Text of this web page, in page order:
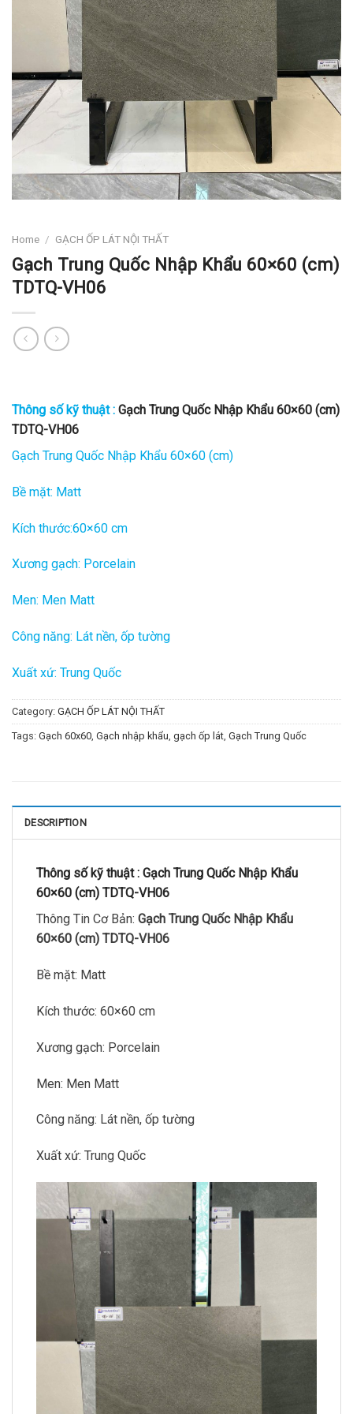
Home / GẠCH ỐP LÁT NỘI THẤT
Gạch Trung Quốc Nhập Khẩu 60×60 (cm)
TDTQ-VH06
Thông số kỹ thuật : Gạch Trung Quốc Nhập Khẩu 60×60 (cm)
TDTQ-VH06
Gạch Trung Quốc Nhập Khẩu 60×60 (cm)
Bề mặt: Matt
Kích thước:60×60 cm
Xương gạch: Porcelain
Men: Men Matt
Công năng: Lát nền, ốp tường
Xuất xứ: Trung Quốc
Category: GẠCH ỐP LÁT NỘI THẤT
Tags: Gạch 60x60 Gạch nhập khẩu gạch ốp lát Gạch Trung Quốc
DESCRIPTION
Thông số kỹ thuật : Gạch Trung Quốc Nhập Khẩu
60×60 (cm) TDTQ-VH06
Thông Tin Cơ Bản: Gạch Trung Quốc Nhập Khẩu
60×60 (cm) TDTQ-VH06
Bề mặt: Matt
Kích thước: 60×60 cm
Xương gạch: Porcelain
Men: Men Matt
Công năng: Lát nền, ốp tường
Xuất xứ: Trung Quốc